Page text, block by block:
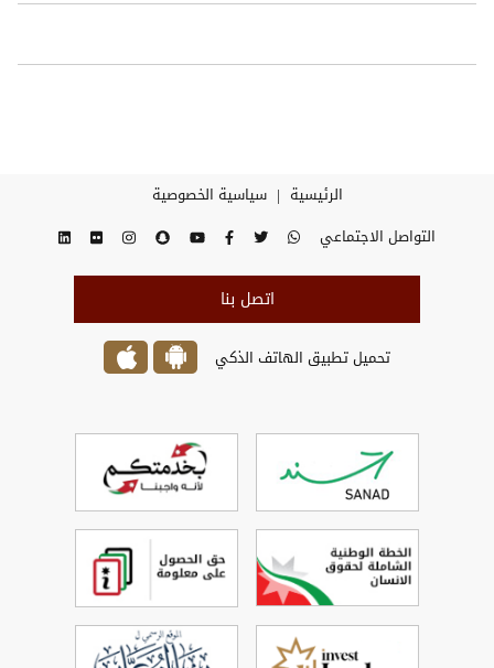
الرئيسية | سياسية الخصوصية
التواصل الاجتماعي
اتصل بنا
تحميل تطبيق الهاتف الذكي